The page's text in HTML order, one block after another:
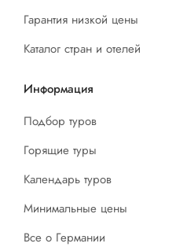
Гарантия низкой цены
Каталог стран и отелей
Информация
Подбор туров
Горящие туры
Календарь туров
Минимальные цены
Все о Германии